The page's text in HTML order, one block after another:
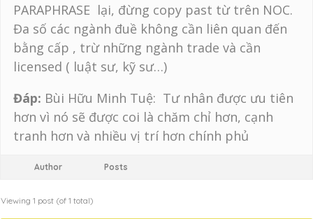
PARAPHRASE lại, đừng copy past từ trên NOC.
Đa số các ngành đuề không cần liên quan đến
bằng cấp , trừ những ngành trade và cần
licensed ( luật sư, kỹ sư…)
Đáp: Bùi Hữu Minh Tuệ: Tư nhân được ưu tiên
hơn vì nó sẽ được coi là chăm chỉ hơn, cạnh
tranh hơn và nhiều vị trí hơn chính phủ
Author Posts
Viewing 1 post (of 1 total)